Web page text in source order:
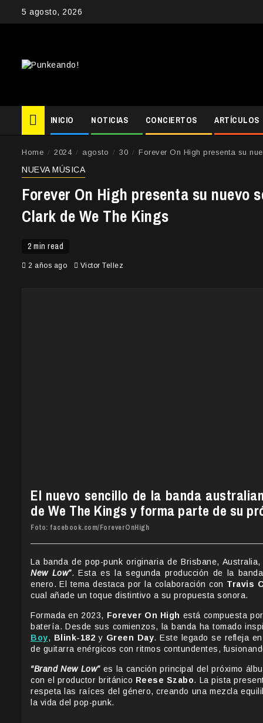
5 agosto, 2026
INICIO NOTICIAS CONCIERTOS ARTÍCULOS
Home 2024 agosto 30 Forever On High presenta su
NUEVA MÚSICA
Forever On High presenta su nuevo
Clark de We The Kings
2 min read
2 años ago Victor Tellez
El nuevo sencillo de la banda
de We The Kings y forma parte de su
Foto: facebook.com/ForeverOnHigh
La banda de pop-punk originaria de Brisbane, Australia,
New Low”. Esta es la segunda producción de la
enero. El tema destaca por la colaboración con Travis
cual añade un toque distintivo a su propuesta sonora.
Formada en 2023, Forever On High está compuesta
batería. Desde sus comienzos, la banda ha tomado
Boy, Blink-182y Green Day. Este legado se refleja
de guitarra enérgicos con ritmos contundentes,
“Brand New Low”es la canción principal del próximo
con el productor británico Reese Szabo. La pista
respeta las raíces del género, creando una mezcla
la vida del pop-punk.